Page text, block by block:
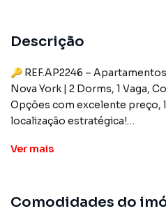
Descrição
🔑 REF.AP2246 –
Nova York | 2 Dorms, 1 Vaga,
Opções com excelente preço,
localização estratégica!
📍 Endereço: Av. Arraias do
público, mercados, escolas e
Ver mais
Comodidades do